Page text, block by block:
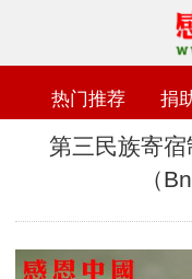
热门推荐 捐
第三民族寄宿
（